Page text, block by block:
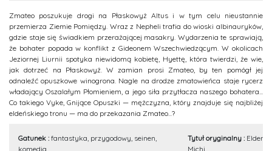
Zmateo poszukuje drogi na Płaskowyż Altus i w tym celu nieustannie
przemierza Ziemie Pomiędzy. Wraz z Nepheli trafia do wioski albinauryków,
gdzie staje się świadkiem przerażającej masakry. Wydarzenia te sprawiają,
że bohater popada w konflikt z Gideonem Wszechwiedzącym. W okolicach
Jeziornej Liurnii spotyka niewidomą kobietę, Hyettę, która twierdzi, że wie,
jak dotrzeć na Płaskowyż. W zamian prosi Zmateo, by ten pomógł jej
odnaleźć opuszkowe winogrona. Nagle na drodze zmatowieńca staje rycerz
władający Oszalałym Płomieniem, a jego siła przytłacza naszego bohatera...
Co takiego Vyke, Gnijące Opuszki — mężczyzna, który znajduje się najbliżej
eldeńskiego tronu — ma do przekazania Zmateo...?
Gatunek : fantastyka, przygodowy, seinen,
komedia
Tytuł oryginalny : Elden
Michi